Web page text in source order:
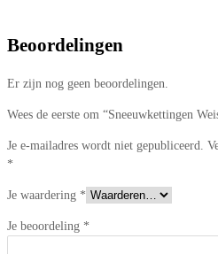
Beoordelingen
Er zijn nog geen beoordelingen.
Wees de eerste om “Sneeuwkettingen
Je e-mailadres wordt niet gepubliceerd.
*
Je waardering *
Je beoordeling *